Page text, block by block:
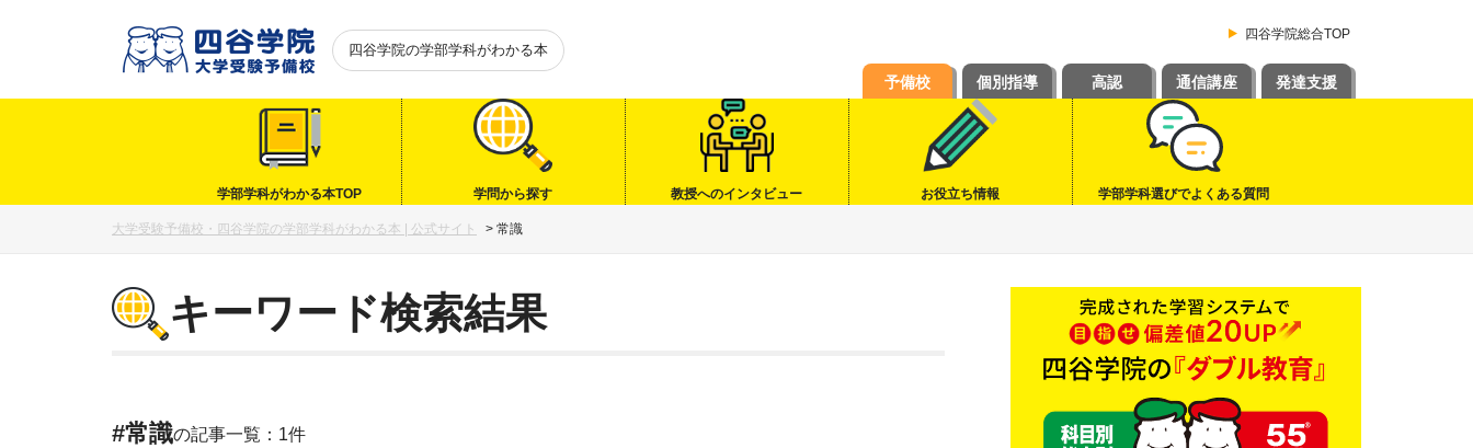
四谷学院の学部学科がわかる本
四谷学院総合TOP
予備校 個別指導 高認 通信講座 発達支援
学部学科がわかる本TOP 学問から探す 教授へのインタビュー お役立ち情報 学部学科選びでよくある質問
大学受験予備校・四谷学院の学部学科がわかる本 | 公式サイト > 常識
キーワード検索結果
#常識の記事一覧：1件